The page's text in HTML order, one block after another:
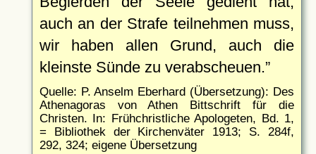
auch an der Strafe teilnehmen muss,
wir haben allen Grund, auch die
kleinste Sünde zu verabscheuen.
Quelle: P. Anselm Eberhard (Übersetzung): Des
Athenagoras von Athen Bittschrift für die
Christen. In: Frühchristliche Apologeten, Bd. 1,
= Bibliothek der Kirchenväter 1913; S. 284f,
292, 324; eigene Übersetzung